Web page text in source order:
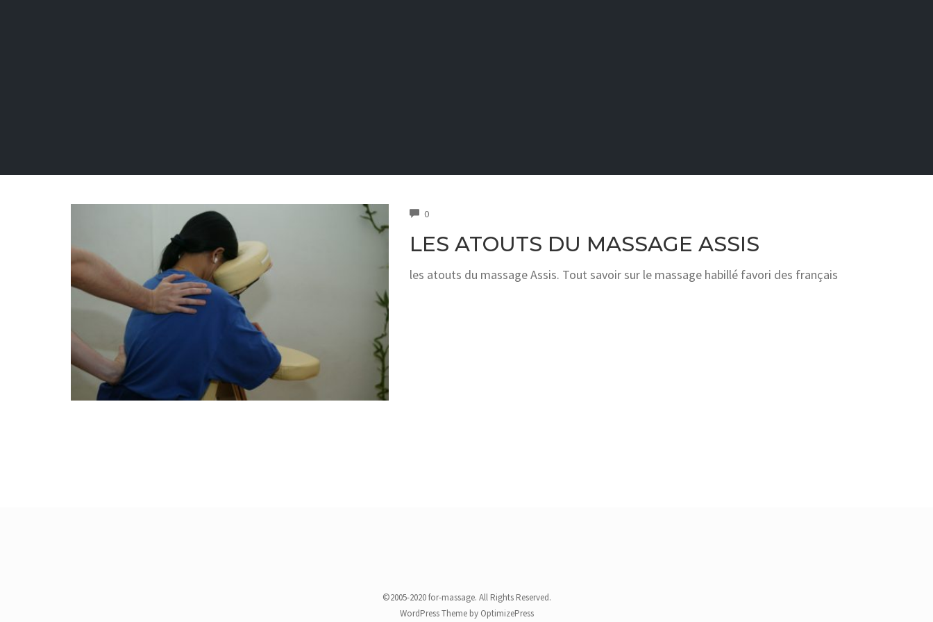
0COMMENTS
LES ATOUTS DU MASSAGE ASSIS
les atouts du massage Assis. Tout savoir sur le massage habillé favori des français
©2005-2020 for-massage. All Rights Reserved.
WordPress Theme by OptimizePress